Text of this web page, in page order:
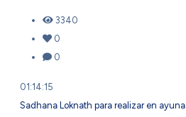
3340
0
0
01:14:15
Sadhana Loknath para realizar en ayuna